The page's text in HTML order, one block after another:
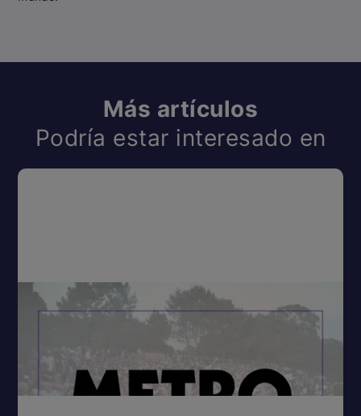
Más artículos
Podría estar interesado en